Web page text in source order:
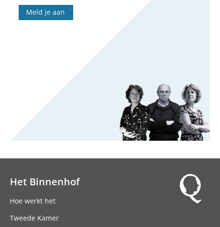
Meld je aan
Het Binnenhof
Hoe werkt het
Tweede Kamer